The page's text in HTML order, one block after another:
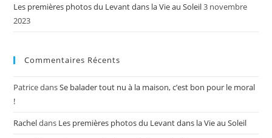
Les premières photos du Levant dans la Vie au Soleil3 novembre
2023
Commentaires Récents
PatricedansSe balader tout nu à la maison, c’est bon pour le moral
!
Racheldans Les premières photos du Levant dans la Vie au Soleil